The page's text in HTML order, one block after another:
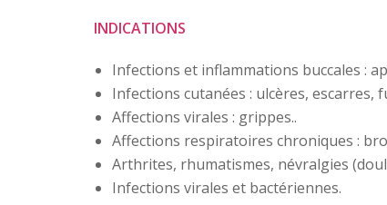
INDICATIONS
Infections et inflammations buccales :
Infections cutanées : ulcères, escarres,
Affections virales : grippes..
Affections respiratoires chroniques :
Arthrites, rhumatismes, névralgies
Infections virales et bactériennes.